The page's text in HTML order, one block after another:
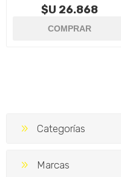
$U 26.868
Categorías
Marcas